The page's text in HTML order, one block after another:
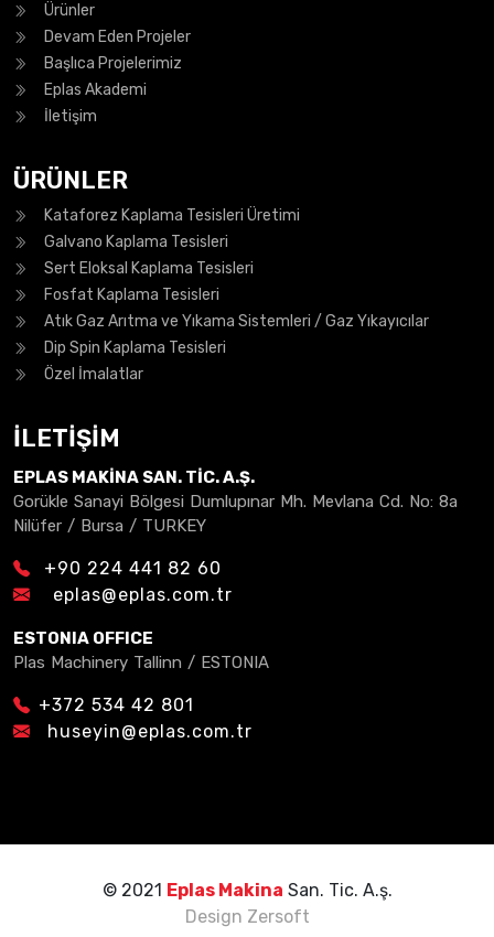
Ürünler
Devam Eden Projeler
Başlıca Projelerimiz
Eplas Akademi
İletişim
ÜRÜNLER
Kataforez Kaplama Tesisleri Üretimi
Galvano Kaplama Tesisleri
Sert Eloksal Kaplama Tesisleri
Fosfat Kaplama Tesisleri
Atık Gaz Arıtma ve Yıkama Sistemleri / Gaz Yıkayıcılar
Dip Spin Kaplama Tesisleri
Özel İmalatlar
İLETİŞİM
EPLAS MAKİNA SAN. TİC. A.Ş.
Gorükle Sanayi Bölgesi Dumlupınar Mh. Mevlana Cd. No: 8a
Nilüfer / Bursa / TURKEY
+90 224 441 82 60
eplas@eplas.com.tr
ESTONIA OFFICE
Plas Machinery Tallinn / ESTONIA
+372 534 42 801
huseyin@eplas.com.tr
© 2021 Eplas Makina San. Tic. A.ş.
Design Zersoft